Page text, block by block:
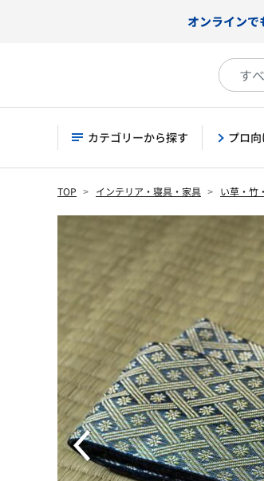
オンラインで
カテゴリーから探す プロ
TOP インテリア・寝具・家具 い草・竹